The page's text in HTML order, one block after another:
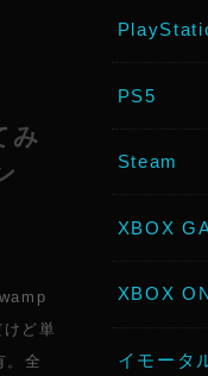
み
ど単
。全
PS5
Steam
XBOX
XBOX
イモータ